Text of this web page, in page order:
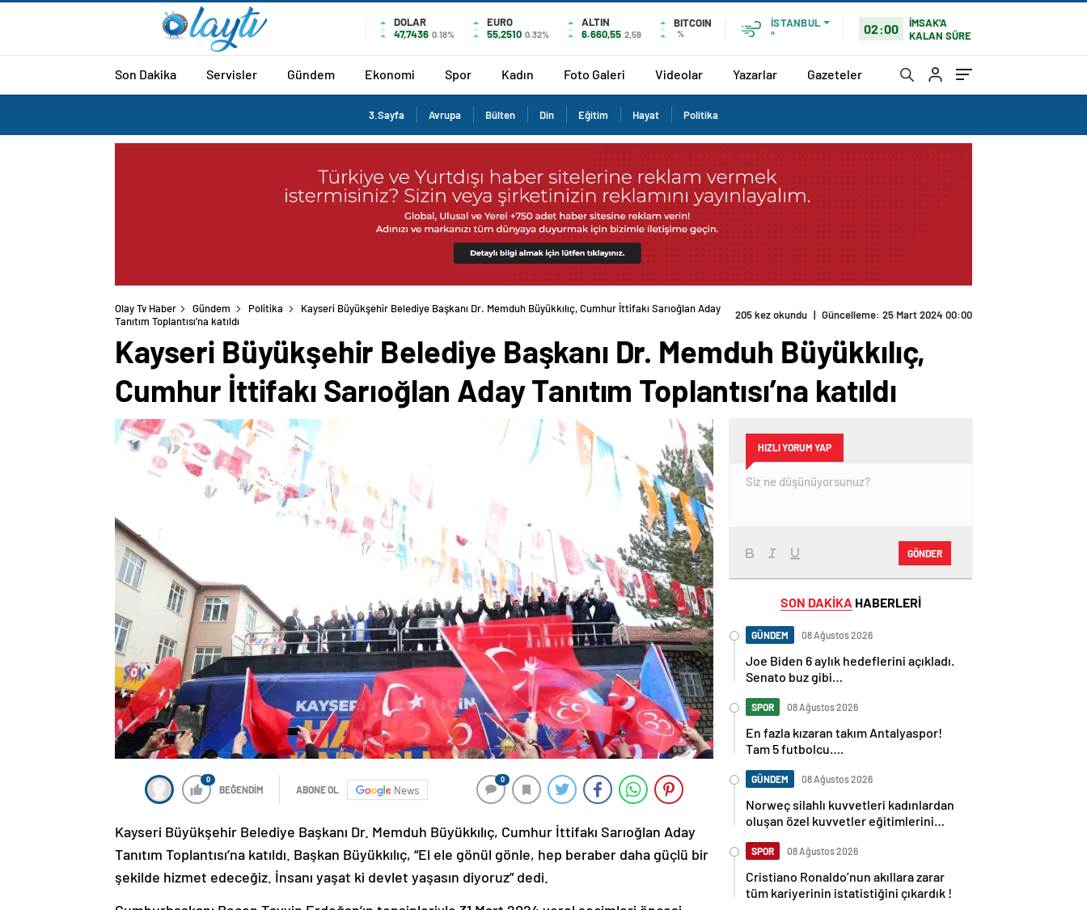
DOLAR
47,7436 0.18%
EURO
55,2510 0.32%
ALTIN
6.660,55 2,59
BITCOIN
%
İSTANBUL
°
02:00
İMSAK'A
KALAN SÜRE
Son Dakika Servisler Gündem Ekonomi Spor Kadın Foto Galeri Videolar Yazarlar Gazeteler
3.Sayfa Avrupa Bülten Din Eğitim Hayat Politika
Olay Tv Haber Gündem Politika Kayseri Büyükşehir Belediye Başkanı Dr. Memduh Büyükkılıç, Cumhur İttifakı Sarıoğlan Aday Tanıtım Toplantısı’na katıldı
Kayseri Büyükşehir Belediye Başkanı Dr. Memduh Büyükkılıç,
Cumhur İttifakı Sarıoğlan Aday Tanıtım Toplantısı’na katıldı
News
Tanıtım Toplantısı’na katıldı. Başkan Büyükkılıç, “El ele gönül gönle, hep beraber daha güçlü bir
şekilde hizmet edeceğiz. İnsanı yaşat ki devlet yaşasın diyoruz” dedi.
HIZLI YORUM YAP
GÖNDER
Joe Biden 6 aylık hedeflerini açıkladı.
Senato buz gibi…
En fazla kızaran takım Antalyaspor!
Tam 5 futbolcu….
Norweç silahlı kuvvetleri kadınlardan
oluşan özel kuvvetler eğitimlerini
başlattı.
Cristiano Ronaldo’nun akıllara zarar
tüm kariyerinin istatistiğini çıkardık !